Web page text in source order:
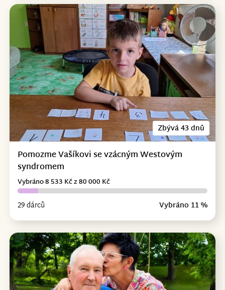
Zbývá 43 dnů
Pomozme Vašíkovi se vzácným Westovým
syndromem
29 dárců Vybráno 11 %
Vybráno 8 533 Kč z 80 000 Kč